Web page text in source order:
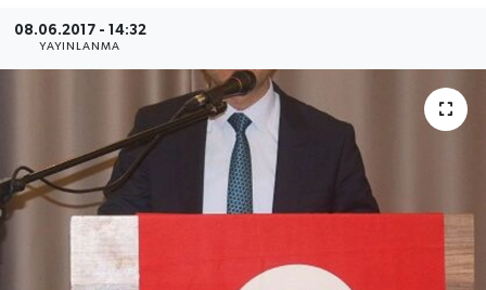
08.06.2017 - 14:32
YAYINLANMA
Siyaset
Resmi Reklamlar
Tekirdağ
Ekonomi
Sağlık
Tüm Manşetler
Son Dakika Haberleri
Haber Arşivi